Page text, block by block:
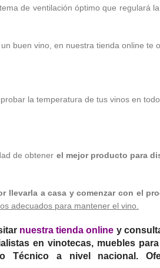
de ventilación óptimo que regulará
buen vino, en nuestra tienda online
la temperatura de tus vinos en todo
de obtener el mejor producto para
llevarla a casa y comenzar con el
adecuados para mantener el vino.
nuestra tienda online y
en vinotecas, muebles
Técnico a nivel nacional.